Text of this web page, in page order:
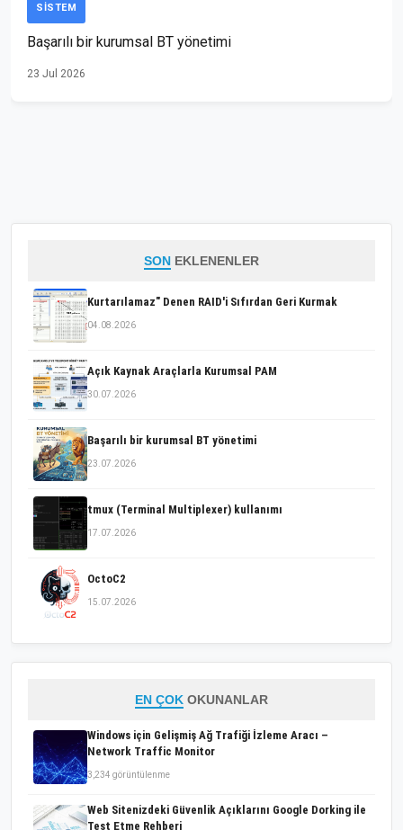
SISTEM
Başarılı bir kurumsal BT yönetimi
23 Jul 2026
SON EKLENENLER
Kurtarılamaz" Denen RAID'i Sıfırdan Geri Kurmak
04.08.2026
Açık Kaynak Araçlarla Kurumsal PAM
30.07.2026
Başarılı bir kurumsal BT yönetimi
23.07.2026
tmux (Terminal Multiplexer) kullanımı
17.07.2026
OctoC2
15.07.2026
EN ÇOK OKUNANLAR
Windows için Gelişmiş Ağ Trafiği İzleme Aracı –
Network Traffic Monitor
3,234 görüntülenme
Web Sitenizdeki Güvenlik Açıklarını Google Dorking ile
Test Etme Rehberi